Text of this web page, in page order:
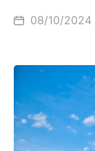
08/10/2024